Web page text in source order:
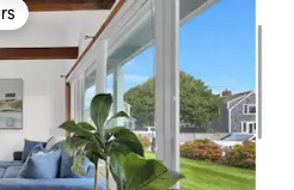
les plus appréciés